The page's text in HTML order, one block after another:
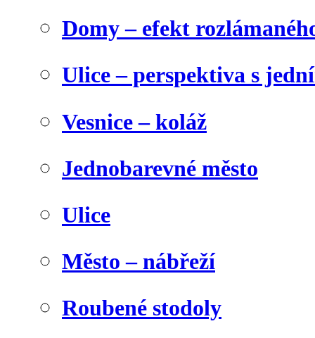
Domy – efekt
Ulice – perspektiva s
Vesnice – koláž
Jednobarevné město
Ulice
Město – nábřeží
Roubené stodoly